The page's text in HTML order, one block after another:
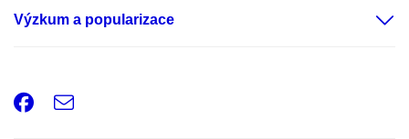
Výzkum a popularizace
Facebook
e-